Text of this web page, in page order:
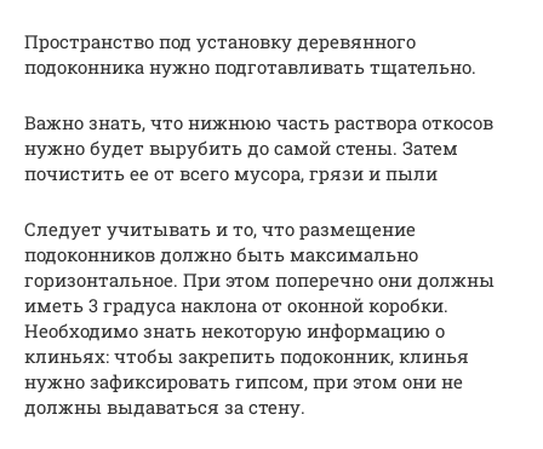
Пространство под установку деревянного
подоконника нужно подготавливать тщательно.
Важно знать, что нижнюю часть раствора откосов
нужно будет вырубить до самой стены. Затем
почистить ее от всего мусора, грязи и пыли
Следует учитывать и то, что размещение
подоконников должно быть максимально
горизонтальное. При этом поперечно они должны
иметь 3 градуса наклона от оконной коробки.
Необходимо знать некоторую информацию о
клиньях: чтобы закрепить подоконник, клинья
нужно зафиксировать гипсом, при этом они не
должны выдаваться за стену.